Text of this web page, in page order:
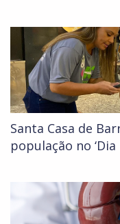
Santa Casa de
população no